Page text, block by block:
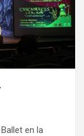
en la